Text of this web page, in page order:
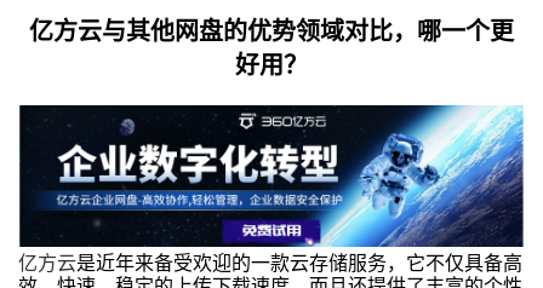
亿方云与其他网盘的优势领域对比，哪一个更
好用？
亿方云是近年来备受欢迎的一款云存储服务，它不仅具备高